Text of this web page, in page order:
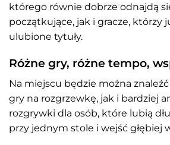
którego równie dobrze odnajdą
początkujące, jak i gracze, którzy
ulubione tytuły.
Różne gry, różne tempo,
Na miejscu będzie można
gry na rozgrzewkę, jak i bardziej
rozgrywki dla osób, które lubią
przy jednym stole i wejść głębiej